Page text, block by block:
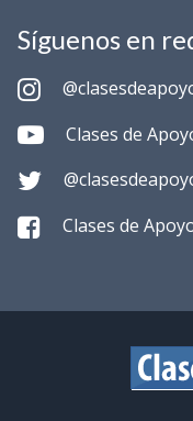
Síguenos en
Clases de
Clases de